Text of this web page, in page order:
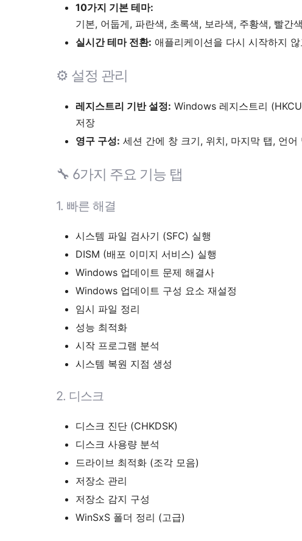
10가지 기본 테마:
기본, 어둡게, 파란색, 초록색, 보라색, 주황색, 빨간
실시간 테마 전환: 애플리케이션을 다시 시작하지
⚙️ 설정 관리
레지스트리 기반 설정: Windows 레지스트리
저장
영구 구성: 세션 간에 창 크기, 위치, 마지막 탭, 언어
🔧 6가지 주요 기능 탭
1. 빠른 해결
시스템 파일 검사기 (SFC) 실행
DISM (배포 이미지 서비스) 실행
Windows 업데이트 문제 해결사
Windows 업데이트 구성 요소 재설정
임시 파일 정리
성능 최적화
시작 프로그램 분석
시스템 복원 지점 생성
2. 디스크
디스크 진단 (CHKDSK)
디스크 사용량 분석
드라이브 최적화 (조각 모음)
저장소 관리
저장소 감지 구성
WinSxS 폴더 정리 (고급)